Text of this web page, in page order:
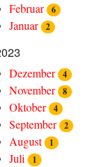
Februar 6
Januar 2
Dezember 4
November 8
Oktober 4
September 2
August 1
Juli 1